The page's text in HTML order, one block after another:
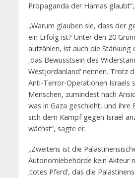
Propaganda der Hamas
„Warum glauben sie, dass der
ein Erfolg ist? Unter den 20
aufzählen, ist auch die Stärkung
‚das Bewusstsein des
Westjordanland‘ nennen. Trotz
Anti-Terror-Operationen Israels
Menschen, zumindest nach
was in Gaza geschieht, und ihre
sich dem Kampf gegen Israel
wächst“, sagte er.
„Zweitens ist die
Autonomiebehörde kein Akteur
‚totes Pferd‘, das die